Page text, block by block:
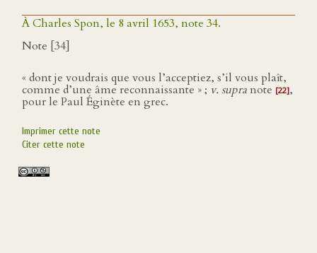
À Charles Spon, le 8 avril 1653, note 34.
Note [34]
« dont je voudrais que vous l’acceptiez, s’il vous plaît,
comme d’une âme reconnaissante » ; v. supra note [22],
pour le Paul Éginète en grec.
Imprimer cette note
Citer cette note